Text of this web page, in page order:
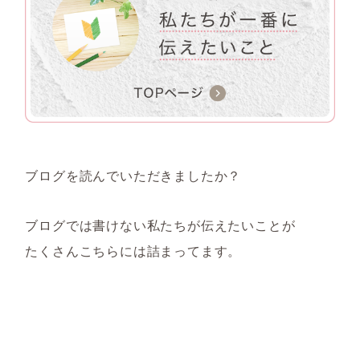
ブログを読んでいただきましたか？
ブログでは書けない私たちが伝えたいことが
たくさんこちらには詰まってます。